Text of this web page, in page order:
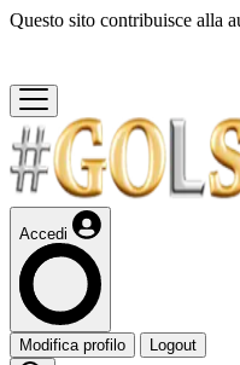
Questo sito contribuisce alla
Accedi
Modifica profilo Logout